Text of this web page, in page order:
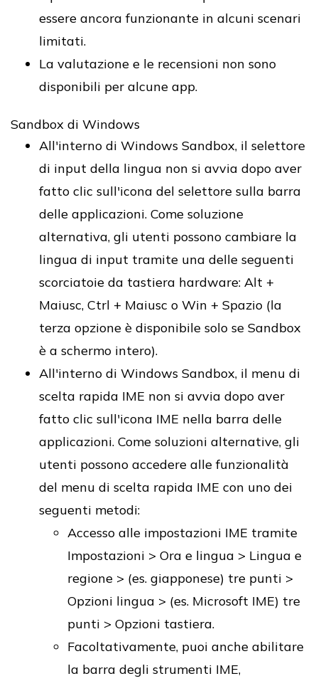
essere ancora funzionante in alcuni scenari
limitati.
La valutazione e le recensioni non sono
disponibili per alcune app.
Sandbox di Windows
All'interno di Windows Sandbox, il selettore
di input della lingua non si avvia dopo aver
fatto clic sull'icona del selettore sulla barra
delle applicazioni. Come soluzione
alternativa, gli utenti possono cambiare la
lingua di input tramite una delle seguenti
scorciatoie da tastiera hardware: Alt +
Maiusc, Ctrl + Maiusc o Win + Spazio (la
terza opzione è disponibile solo se Sandbox
è a schermo intero).
All'interno di Windows Sandbox, il menu di
scelta rapida IME non si avvia dopo aver
fatto clic sull'icona IME nella barra delle
applicazioni. Come soluzioni alternative, gli
utenti possono accedere alle funzionalità
del menu di scelta rapida IME con uno dei
seguenti metodi:
Accesso alle impostazioni IME tramite
Impostazioni > Ora e lingua > Lingua e
regione > (es. giapponese) tre punti >
Opzioni lingua > (es. Microsoft IME) tre
punti > Opzioni tastiera.
Facoltativamente, puoi anche abilitare
la barra degli strumenti IME,